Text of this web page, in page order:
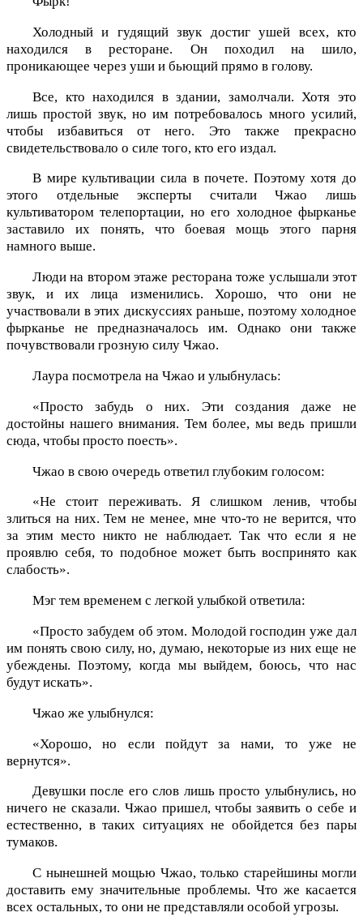
Холодный и гудящий звук достиг ушей всех, кто
находился в ресторане. Он походил на шило,
проникающее через уши и бьющий прямо в голову.
Все, кто находился в здании, замолчали. Хотя это
лишь простой звук, но им потребовалось много усилий,
чтобы избавиться от него. Это также прекрасно
свидетельствовало о силе того, кто его издал.
В мире культивации сила в почете. Поэтому хотя до
этого отдельные эксперты считали Чжао лишь
культиватором телепортации, но его холодное фырканье
заставило их понять, что боевая мощь этого парня
намного выше.
Люди на втором этаже ресторана тоже услышали этот
звук, и их лица изменились. Хорошо, что они не
участвовали в этих дискуссиях раньше, поэтому холодное
фырканье не предназначалось им. Однако они также
почувствовали грозную силу Чжао.
Лаура посмотрела на Чжао и улыбнулась:
«Просто забудь о них. Эти создания даже не
достойны нашего внимания. Тем более, мы ведь пришли
сюда, чтобы просто поесть».
Чжао в свою очередь ответил глубоким голосом:
«Не стоит переживать. Я слишком ленив, чтобы
злиться на них. Тем не менее, мне что-то не верится, что
за этим место никто не наблюдает. Так что если я не
проявлю себя, то подобное может быть воспринято как
слабость».
Мэг тем временем с легкой улыбкой ответила:
«Просто забудем об этом. Молодой господин уже дал
им понять свою силу, но, думаю, некоторые из них еще не
убеждены. Поэтому, когда мы выйдем, боюсь, что нас
будут искать».
Чжао же улыбнулся:
«Хорошо, но если пойдут за нами, то уже не
вернутся».
Девушки после его слов лишь просто улыбнулись, но
ничего не сказали. Чжао пришел, чтобы заявить о себе и
естественно, в таких ситуациях не обойдется без пары
тумаков.
С нынешней мощью Чжао, только старейшины могли
доставить ему значительные проблемы. Что же касается
всех остальных, то они не представляли особой угрозы.